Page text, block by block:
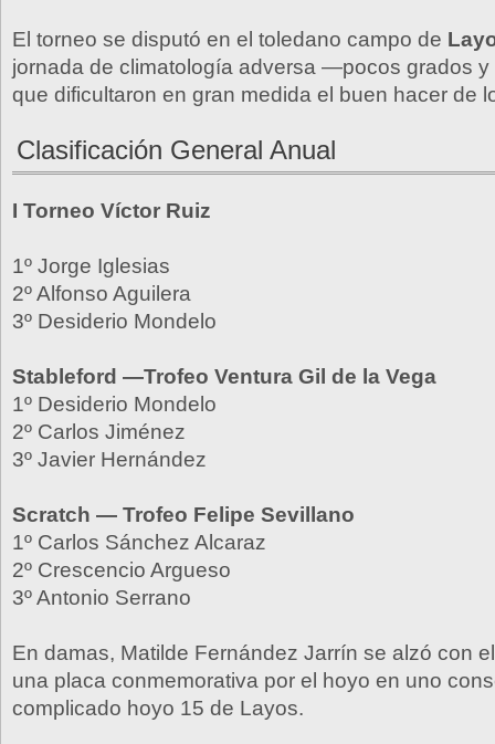
El torneo se disputó en el toledano campo de
jornada de climatología adversa —pocos grados
que dificultaron en gran medida el buen hacer de
Clasificación General Anual
I Torneo Víctor Ruiz
1º Jorge Iglesias
2º Alfonso Aguilera
3º Desiderio Mondelo
Stableford —Trofeo Ventura Gil de la Vega
1º Desiderio Mondelo
2º Carlos Jiménez
3º Javier Hernández
Scratch — Trofeo Felipe Sevillano
1º Carlos Sánchez Alcaraz
2º Crescencio Argueso
3º Antonio Serrano
En damas, Matilde Fernández Jarrín se alzó con
una placa conmemorativa por el hoyo en uno
complicado hoyo 15 de Layos.